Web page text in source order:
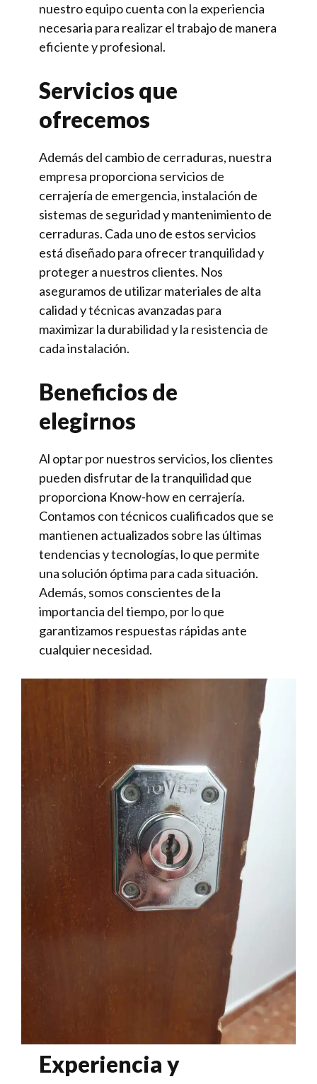
nuestro equipo cuenta con la experiencia
necesaria para realizar el trabajo de manera
eficiente y profesional.
Servicios que
ofrecemos
Además del cambio de cerraduras, nuestra
empresa proporciona servicios de
cerrajería de emergencia, instalación de
sistemas de seguridad y mantenimiento de
cerraduras. Cada uno de estos servicios
está diseñado para ofrecer tranquilidad y
proteger a nuestros clientes. Nos
aseguramos de utilizar materiales de alta
calidad y técnicas avanzadas para
maximizar la durabilidad y la resistencia de
cada instalación.
Beneficios de
elegirnos
Al optar por nuestros servicios, los clientes
pueden disfrutar de la tranquilidad que
proporciona Know-how en cerrajería.
Contamos con técnicos cualificados que se
mantienen actualizados sobre las últimas
tendencias y tecnologías, lo que permite
una solución óptima para cada situación.
Además, somos conscientes de la
importancia del tiempo, por lo que
garantizamos respuestas rápidas ante
cualquier necesidad.
Experiencia y